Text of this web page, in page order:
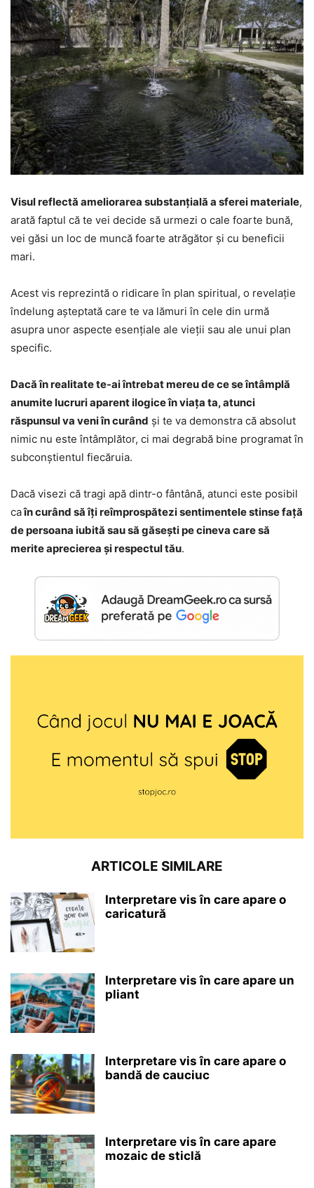
Visul reflectă ameliorarea substanțială a sferei materiale,
arată faptul că te vei decide să urmezi o cale foarte bună,
vei găsi un loc de muncă foarte atrăgător și cu beneficii
mari.
Acest vis reprezintă o ridicare în plan spiritual, o revelație
îndelung așteptată care te va lămuri în cele din urmă
asupra unor aspecte esențiale ale vieții sau ale unui plan
specific.
Dacă în realitate te-ai întrebat mereu de ce se întâmplă
anumite lucruri aparent ilogice în viața ta, atunci
răspunsul va veni în curând și te va demonstra că absolut
nimic nu este întâmplător, ci mai degrabă bine programat în
subconștientul fiecăruia.
Dacă visezi că tragi apă dintr-o fântână, atunci este posibil
caîn curând să îți reîmprospătezi sentimentele stinse față
de persoana iubită sau să găsești pe cineva care să
merite aprecierea și respectul tău.
ARTICOLE SIMILARE
Interpretare vis în care apare o
caricatură
Interpretare vis în care apare un
pliant
Interpretare vis în care apare o
bandă de cauciuc
Interpretare vis în care apare
mozaic de sticlă